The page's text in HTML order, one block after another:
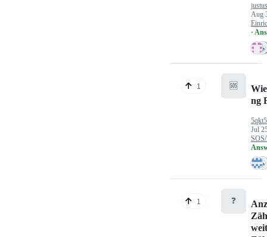
Aug
·
1 🆘
ng
Jul
1 ❓